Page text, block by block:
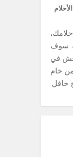
سوف
في
من خام
حافل.